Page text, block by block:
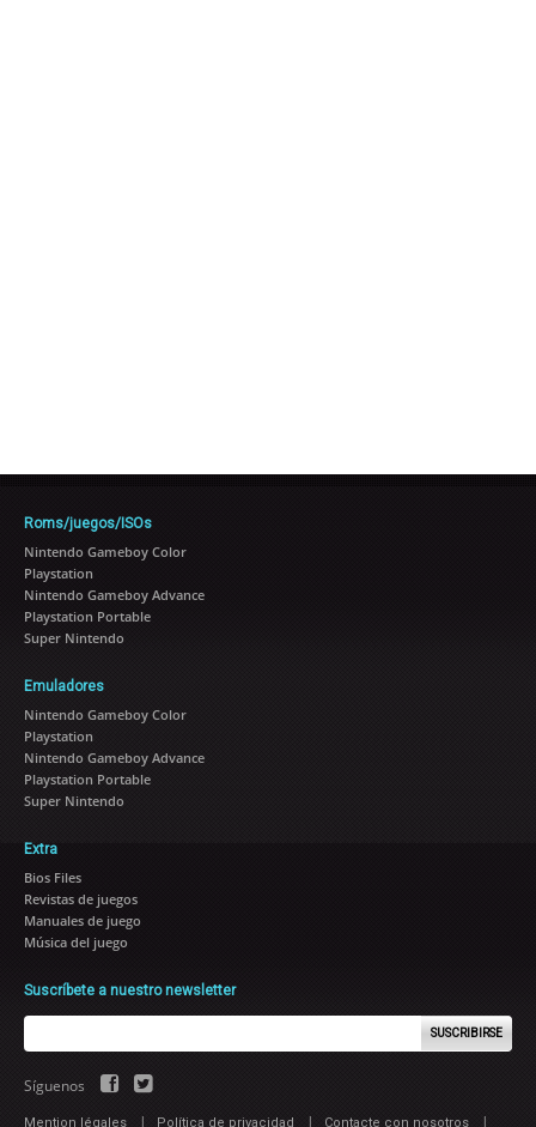
Roms/juegos/ISOs
Nintendo Gameboy Color
Playstation
Nintendo Gameboy Advance
Playstation Portable
Super Nintendo
Emuladores
Nintendo Gameboy Color
Playstation
Nintendo Gameboy Advance
Playstation Portable
Super Nintendo
Extra
Bios Files
Revistas de juegos
Manuales de juego
Música del juego
Suscríbete a nuestro newsletter
SUSCRIBIRSE
Síguenos
Mention légales | Política de privacidad | Contacte con nosotros |